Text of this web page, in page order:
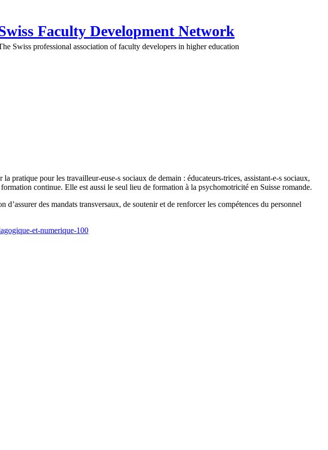
Faculty Development Network
Swiss professional association of faculty developers in higher education
pour les travailleur-euse-s sociaux de demain : éducateurs-trices, assistant-e-s sociaux,
continue. Elle est aussi le seul lieu de formation à la psychomotricité en Suisse romande.
des mandats transversaux, de soutenir et de renforcer les compétences du personnel
et-numerique-100